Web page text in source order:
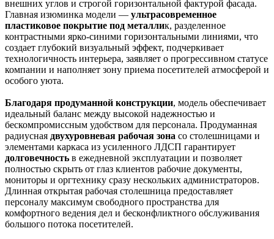
внешних углов и строгой горизонтальной фактурой фасада.
Главная изюминка модели — ультрасовременное
пластиковое покрытие под металлик, разделенное
контрастными ярко-синими горизонтальными линиями, что
создает глубокий визуальный эффект, подчеркивает
технологичность интерьера, заявляет о прогрессивном статусе
компании и наполняет зону приема посетителей атмосферой и
особого уюта.
Благодаря продуманной конструкции, модель обеспечивает
идеальный баланс между высокой надежностью и
бескомпромиссным удобством для персонала. Продуманная
радиусная двухуровневая рабочая зона со столешницами и
элементами каркаса из усиленного ЛДСП гарантирует
долговечность в ежедневной эксплуатации и позволяет
полностью скрыть от глаз клиентов рабочие документы,
мониторы и оргтехнику сразу нескольких администраторов.
Длинная открытая рабочая столешница предоставляет
персоналу максимум свободного пространства для
комфортного ведения дел и бесконфликтного обслуживания
большого потока посетителей.